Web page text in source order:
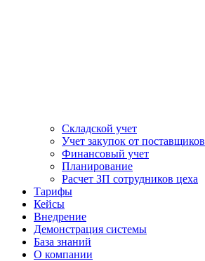
Складской учет
Учет закупок от поставщиков
Финансовый учет
Планирование
Расчет ЗП сотрудников цеха
Тарифы
Кейсы
Внедрение
Демонстрация системы
База знаний
О компании